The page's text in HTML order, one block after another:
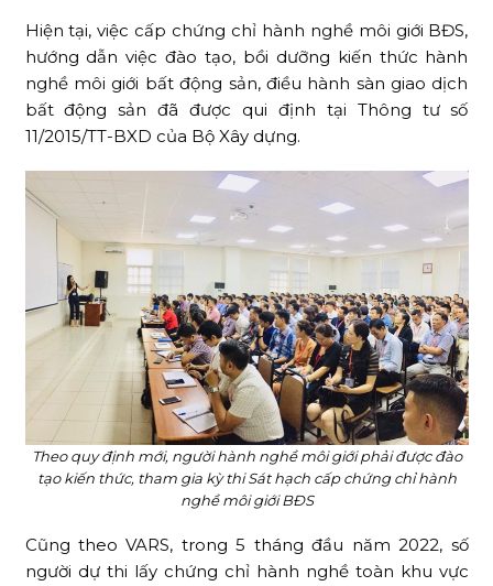
Hiện tại, việc cấp chứng chỉ hành nghề môi giới BĐS,
hướng dẫn việc đào tạo, bồi dưỡng kiến thức hành
nghề môi giới bất động sản, điều hành sàn giao dịch
bất động sản đã được qui định tại Thông tư số
11/2015/TT-BXD của Bộ Xây dựng.
Theo quy định mới, người hành nghề môi giới phải được đào
tạo kiến thức, tham gia kỳ thi Sát hạch cấp chứng chỉ hành
nghề môi giới BĐS
Cũng theo VARS, trong 5 tháng đầu năm 2022, số
người dự thi lấy chứng chỉ hành nghề toàn khu vực